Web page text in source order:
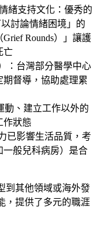
緒支持文化 ：優秀的
討論情緒困境」的
Rounds）」讓護
亡
：台灣部分醫學中心
督導，協助處理累
動、建立工作以外的
作狀態
已影響生活品質，考
一般兒科病房）是合
到其他領域或海外發
，提供了多元的職涯